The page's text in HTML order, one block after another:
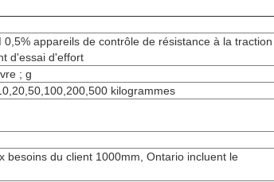
0,5% appareils de contrôle de résistance à la traction
d'essai d'effort
; g
kilogrammes
besoins du client 1000mm, Ontario incluent le